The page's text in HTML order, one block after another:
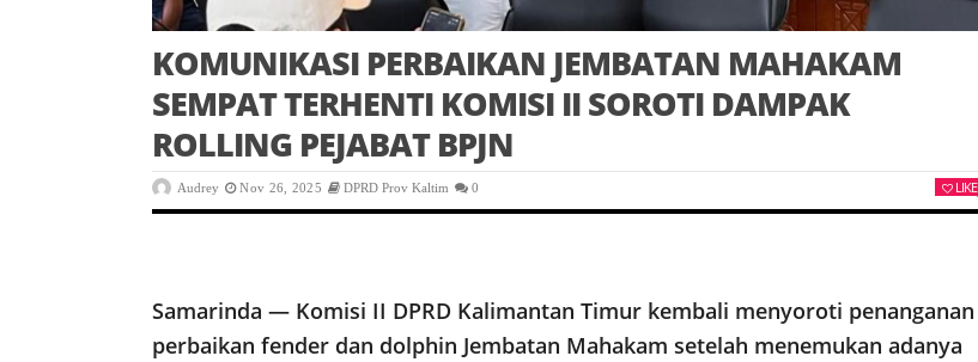
KOMUNIKASI PERBAIKAN JEMBATAN MAHAKAM
SEMPAT TERHENTI KOMISI II SOROTI DAMPAK
ROLLING PEJABAT BPJN
Audrey Nov 26, 2025 DPRD Prov Kaltim 0 LIKE
Samarinda — Komisi II DPRD Kalimantan Timur kembali menyoroti penanganan
perbaikan fender dan dolphin Jembatan Mahakam setelah menemukan adanya